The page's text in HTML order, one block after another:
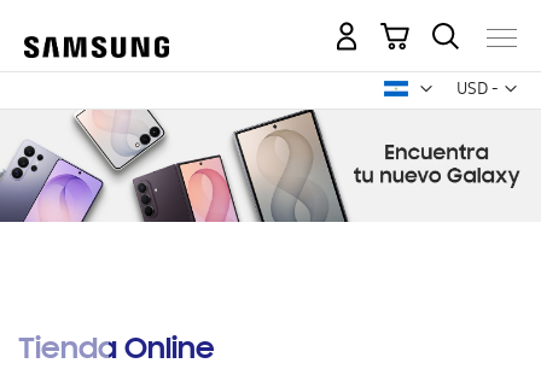
USD -
dólar
Mi carrito
Tienda Online